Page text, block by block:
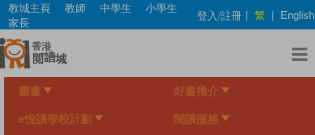
Skip
main
content
教城主頁 教師 中學生
小學生
家長
登入/註冊 | 繁 | English
圖書 好書推介
e悅讀學校計劃 閱讀服務